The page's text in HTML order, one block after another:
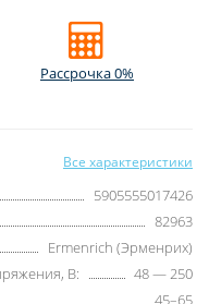
Рассрочка 0%
Все характеристики
5905555017426
82963
Ermenrich (Эрменрих)
В:
48 — 250
45–65